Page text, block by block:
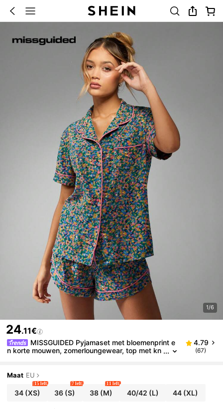
1/6
24.11€
MISSGUIDED Pyjamaset met bloemenprint e
n korte mouwen, zomerloungewear, top met kn
4.79
(67)
Maat EU
34(XS)
15 left
36 (S)
7 left
38(M)
11 left
40/42 (L) 44 (XL)